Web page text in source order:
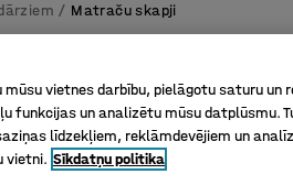
Matraču skapji
Art. nr.:
vietnes darbību, pielāgotu saturu un
funkcijas un analizētu mūsu datplūsmu.
līdzekļiem, reklāmdevējiem un
vietni. Sīkdatņu politika